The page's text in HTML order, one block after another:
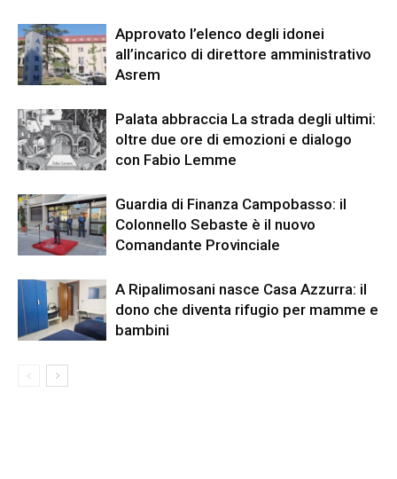
Approvato l’elenco degli idonei
all’incarico di direttore amministrativo
Asrem
Palata abbraccia La strada degli ultimi:
oltre due ore di emozioni e dialogo
con Fabio Lemme
Guardia di Finanza Campobasso: il
Colonnello Sebaste è il nuovo
Comandante Provinciale
A Ripalimosani nasce Casa Azzurra: il
dono che diventa rifugio per mamme e
bambini